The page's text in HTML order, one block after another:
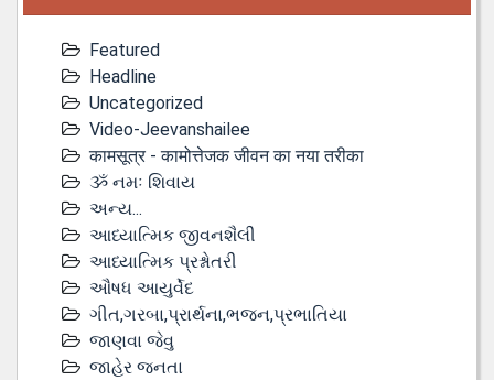
Featured
Headline
Uncategorized
Video-Jeevanshailee
कामसूत्र - कामोत्तेजक जीवन का नया तरीका
ૐ નમઃ શિવાય
અન્ય...
આધ્યાત્મિક જીવનશૈલી
આધ્યાત્મિક પ્રશ્નોતરી
ઔષધ આયુર્વેદ
ગીત,ગરબા,પ્રાર્થના,ભજન,પ્રભાતિયા
જાણવા જેવુ
જાહેર જનતા